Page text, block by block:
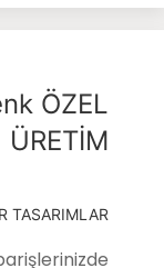
ÖZEL
ÜRETİM
TASARIMLAR